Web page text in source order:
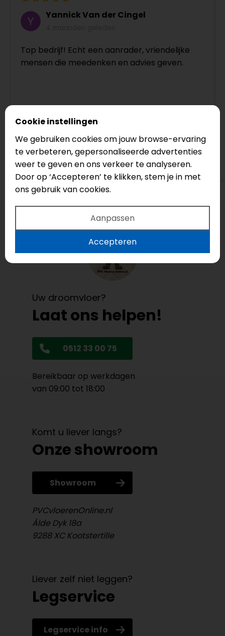
Yannick Van der Cingel
Top bedrijf! Echt een aanrader, vriendelijke
mensen die meedenken en advies geven.
Bekijk op Google
Cookie instellingen
We gebruiken cookies om jouw browse-ervaring
te verbeteren, gepersonaliseerde advertenties
weer te geven en ons verkeer te analyseren.
Door op ‘Accepteren’ te klikken, stem je in met
ons gebruik van cookies.
Aanpassen
Accepteren
Uw droomvloer?
Laat ons helpen!
0512 33 00 75
Bereikbaar op werkdagen
van 09:00 tot 18:00
Komt u liever langs?
Onze showroom
Showroom
PVCvloerenOnline.nl
Âlde Dyk 18a
9288 XC Kootstertille
Liever zelf niet leggen?
Legservice
Legservice info